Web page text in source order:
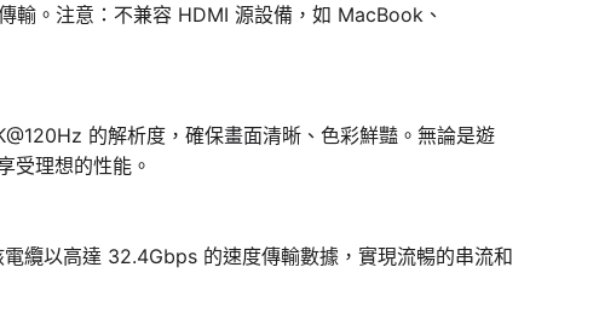
輸。注意：不兼容 HDMI 源設備，如 MacBook、
的解析度，確保畫面清晰、色彩鮮豔。無論是遊
受理想的性能。
纜以高達 32.4Gbps 的速度傳輸數據，實現流暢的串流和